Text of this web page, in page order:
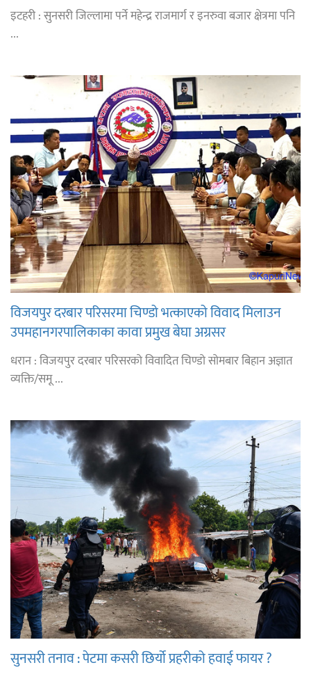
इटहरी : सुनसरी जिल्लामा पर्ने महेन्द्र राजमार्ग र इनरुवा बजार क्षेत्रमा पनि
...
विजयपुर दरबार परिसरमा चिण्डो भत्काएको विवाद मिलाउन
उपमहानगरपालिकाका कावा प्रमुख बेघा अग्रसर
धरान : विजयपुर दरबार परिसरको विवादित चिण्डो सोमबार बिहान अज्ञात
व्यक्ति/समू ...
सुनसरी तनाव : पेटमा कसरी छिर्यो प्रहरीको हवाई फायर ?